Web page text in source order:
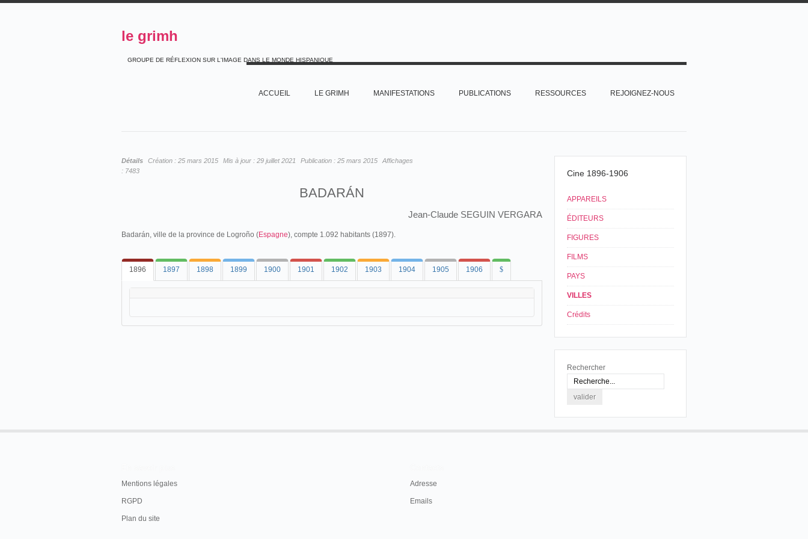
le grimh
GROUPE DE RÉFLEXION SUR L'IMAGE DANS LE MONDE HISPANIQUE
ACCUEIL LE GRIMH MANIFESTATIONS PUBLICATIONS RESSOURCES REJOIGNEZ-NOUS
Détails Création : 25 mars 2015 Mis à jour : 29 juillet 2021 Publication : 25 mars 2015
Affichages
: 7483
BADARÁN
Jean-Claude SEGUIN VERGARA
Badarán, ville de la province de Logroño (Espagne), compte 1.092 habitants (1897).
1896 1897 1898 1899 1900 1901 1902 1903 1904 1905 1906 $
Cine 1896-1906
APPAREILS
ÉDITEURS
FIGURES
FILMS
PAYS
VILLES
Crédits
Rechercher
Mentions légales
RGPD
Plan du site
Adresse
Emails